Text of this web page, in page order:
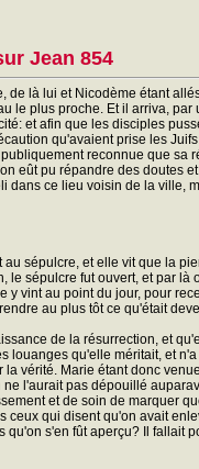
Jean 854
là lui et Nicodème étant
plus proche. Et il arriva,
et afin que les disciples
qu'avaient prise les
reconnue que
pu répandre des doutes
ce lieu voisin de la
sépulcre, et elle vit que la
sépulcre fut ouvert, et par
vint au point du jour, pour
au plus tôt ce qu'était
de la résurrection, et
qu'elle méritait, et
Marie étant donc
l'aurait pas dépouillé
et de soin de marquer
qui disent qu'on avait
s'en fût aperçu? Il fallait